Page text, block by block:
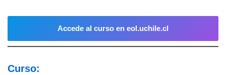
Accede al curso en eol.uchile.cl
Curso: